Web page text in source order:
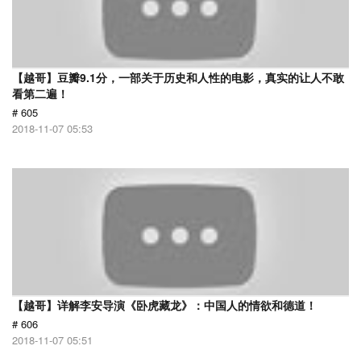
【越哥】豆瓣9.1分，一部关于历史和人性的电影，真实的让人不敢
看第二遍！
# 605
2018-11-07 05:53
【越哥】详解李安导演《卧虎藏龙》：中国人的情欲和德道！
# 606
2018-11-07 05:51